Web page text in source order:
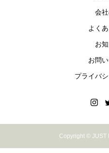
会
よく
お
お問
プライバ
Copyright © JUST